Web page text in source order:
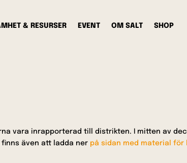
& RESURSER EVENT OM SALT SHOP
vara inrapporterad till distrikten. I mitten av
även att ladda ner på sidan med material